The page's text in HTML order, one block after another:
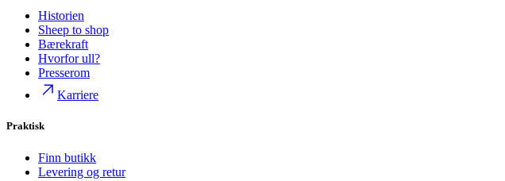
Historien
Sheep to shop
Bærekraft
Hvorfor ull?
Presserom
Karriere
Praktisk
Finn butikk
Levering og retur